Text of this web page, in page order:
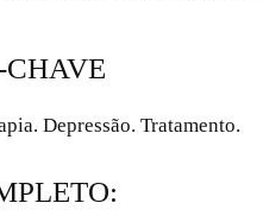
Depressão. Tratamento.